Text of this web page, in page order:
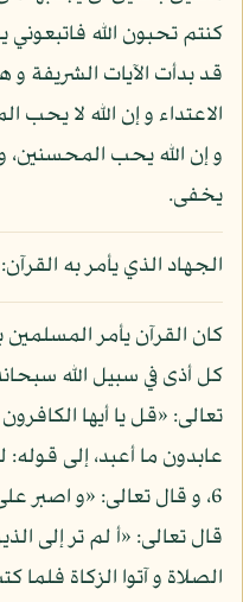
قد بدأت الآيات الشريفة و
الاعتداء و إن الله لا يحب
و إن الله يحب المحسنين،
يخفى.
الجهاد الذي يأمر به القرآن:
كان القرآن يأمر
كل أذى في سبيل الله
تعالى: «قل يا أيها
عابدون ما أعبد، إلى
قال تعالى: «أ لم تر إلى